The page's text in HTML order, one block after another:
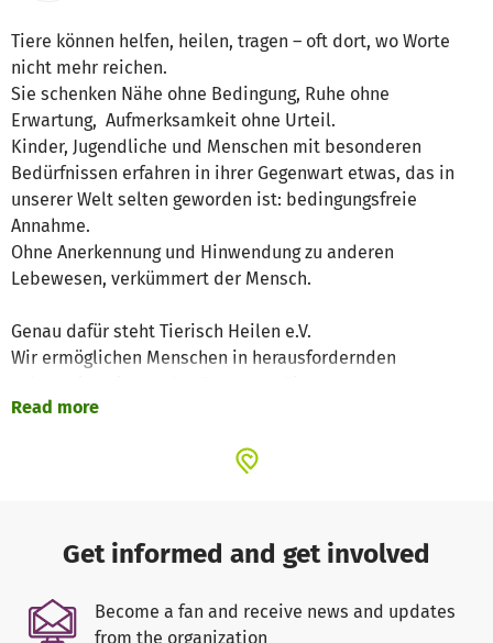
Tiere können helfen, heilen, tragen – oft dort, wo Worte
nicht mehr reichen.
Sie schenken Nähe ohne Bedingung, Ruhe ohne
Erwartung, Aufmerksamkeit ohne Urteil.
Kinder, Jugendliche und Menschen mit besonderen
Bedürfnissen erfahren in ihrer Gegenwart etwas, das in
unserer Welt selten geworden ist: bedingungsfreie
Annahme.
Ohne Anerkennung und Hinwendung zu anderen
Lebewesen, verkümmert der Mensch.
Genau dafür steht Tierisch Heilen e.V.
Wir ermöglichen Menschen in herausfordernden
Begegnungen, die stärken, beruhigen, Vertrauen wecken
Tiere brauchen uns ebenso.
Gerade in unserer heutigen, dicht besiedelten Welt sind
domestizierte Tiere vollständig auf menschliche Fürsorge
angewiesen.
Read more
Get informed and get involved
Become a fan and receive news and updates
from the organization